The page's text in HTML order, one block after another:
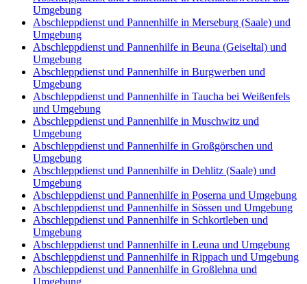
Umgebung
Abschleppdienst und Pannenhilfe in Merseburg (Saale) und
Umgebung
Abschleppdienst und Pannenhilfe in Beuna (Geiseltal) und
Umgebung
Abschleppdienst und Pannenhilfe in Burgwerben und
Umgebung
Abschleppdienst und Pannenhilfe in Taucha bei Weißenfels
und Umgebung
Abschleppdienst und Pannenhilfe in Muschwitz und
Umgebung
Abschleppdienst und Pannenhilfe in Großgörschen und
Umgebung
Abschleppdienst und Pannenhilfe in Dehlitz (Saale) und
Umgebung
Abschleppdienst und Pannenhilfe in Poserna und Umgebung
Abschleppdienst und Pannenhilfe in Sössen und Umgebung
Abschleppdienst und Pannenhilfe in Schkortleben und
Umgebung
Abschleppdienst und Pannenhilfe in Leuna und Umgebung
Abschleppdienst und Pannenhilfe in Rippach und Umgebung
Abschleppdienst und Pannenhilfe in Großlehna und
Umgebung